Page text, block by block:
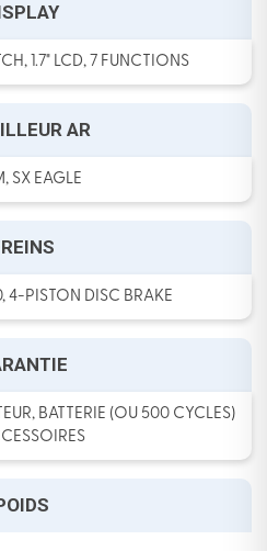
1.7" LCD, 7 FUNCTIONS
AR
SX EAGLE
4-PISTON DISC BRAKE
BATTERIE (OU 500 CYCLES)